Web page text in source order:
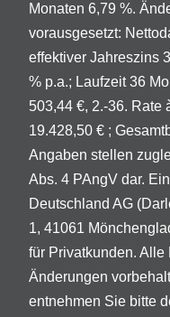
Monaten 6,79 %.
vorausgesetzt:
effektiver Jahreszins
% p.a.; Laufzeit 36
503,44 €, 2.-36. Rate
19.428,50 € ;
Angaben stellen
Abs. 4 PAngV dar.
Deutschland AG
1, 41061
für Privatkunden. Alle
Änderungen
entnehmen Sie bitte